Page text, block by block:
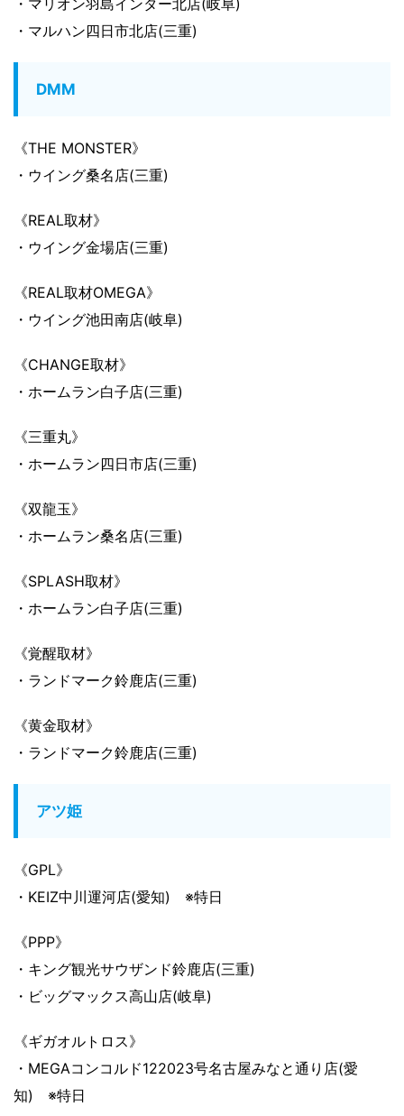
・マルハン四日市北店(三重)
DMM
《THE MONSTER》
・ウイング桑名店(三重)
《REAL取材》
・ウイング金場店(三重)
《REAL取材OMEGA》
・ウイング池田南店(岐阜)
《CHANGE取材》
・ホームラン白子店(三重)
《三重丸》
・ホームラン四日市店(三重)
《双龍玉》
・ホームラン桑名店(三重)
《SPLASH取材》
・ホームラン白子店(三重)
《覚醒取材》
・ランドマーク鈴鹿店(三重)
《黄金取材》
・ランドマーク鈴鹿店(三重)
アツ姫
《GPL》
・KEIZ中川運河店(愛知) ※特日
《PPP》
・キング観光サウザンド鈴鹿店(三重)
・ビッグマックス高山店(岐阜)
《ギガオルトロス》
・MEGAコンコルド122023号名古屋みなと通り店(愛
知) ※特日